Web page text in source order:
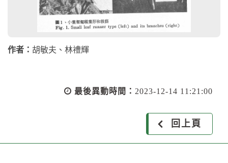
作者： 胡敏夫、林禮輝
最後異動時間： 2023-12-14 11:21:00
回上頁